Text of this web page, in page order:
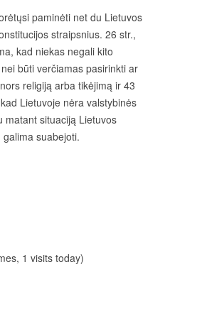
paminėti net du Lietuvos
straipsnius. 26 str.,
kad niekas negali kito
būti verčiamas pasirinkti ar
religiją arba tikėjimą ir 43
Lietuvoje nėra valstybinės
matant situaciją Lietuvos
suabejoti.
1 visits today)